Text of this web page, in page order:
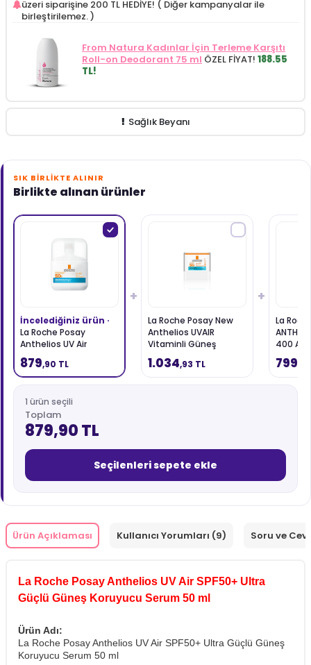
üzeri siparişine 200 TL HEDİYE! ( Diğer kampanyalar ile
birleştirilemez. )
From Natura Kadınlar İçin Terleme Karşıtı
Roll-on Deodorant 75 ml ÖZEL FİYAT! 188.55
TL!
Sağlık Beyanı
SIK BIRLIKTE ALINIR
Birlikte alınan ürünler
İncelediğiniz ürün ·
La Roche Posay
Anthelios UV Air
SPF50+ Ultra Güçlü
Güneş Koruyucu
Serum 50 ml
879,90 TL
+
La Roche Posay New
Anthelios UVAIR
Vitaminli Güneş
Koruyucu Stick SPF50+
10 ml
1.034,93 TL
+
La
400
Fluid
Güneş
799
1 ürün seçili
Toplam
879,90 TL
Seçilenleri sepete ekle
Ürün Açıklaması Kullanıcı Yorumları (9) Soru ve
La Roche Posay Anthelios UV Air SPF50+ Ultra
Güçlü Güneş Koruyucu Serum 50 ml
Ürün Adı:
La Roche Posay Anthelios UV Air SPF50+ Ultra Güçlü Güneş
Koruyucu Serum 50 ml